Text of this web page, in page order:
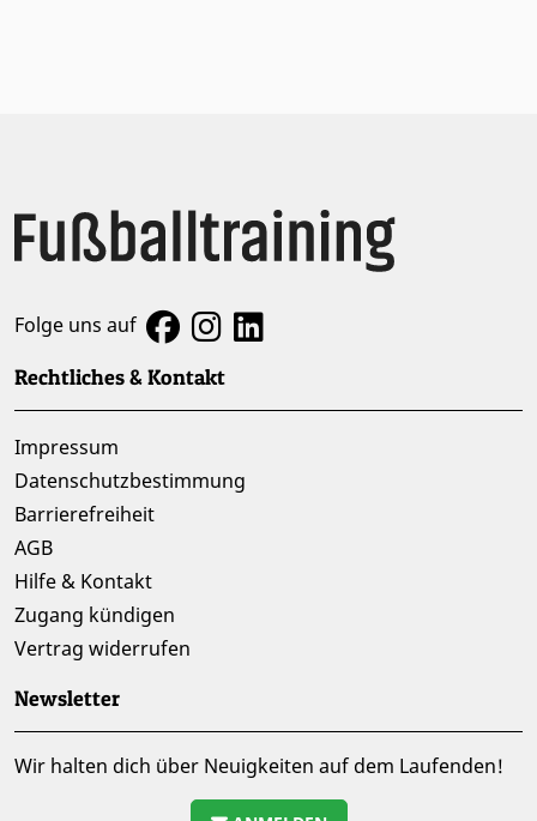
Folge uns auf
Rechtliches & Kontakt
Impressum
Datenschutzbestimmung
Barrierefreiheit
AGB
Hilfe & Kontakt
Zugang kündigen
Vertrag widerrufen
Newsletter
Wir halten dich über Neuigkeiten auf dem Laufenden!